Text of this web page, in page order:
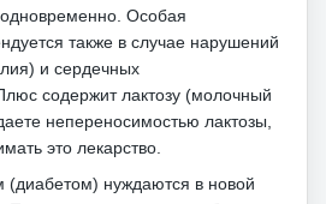
Особая
также в случае нарушений
и сердечных
содержит лактозу (молочный
непереносимостью лактозы,
это лекарство.
(диабетом) нуждаются в новой